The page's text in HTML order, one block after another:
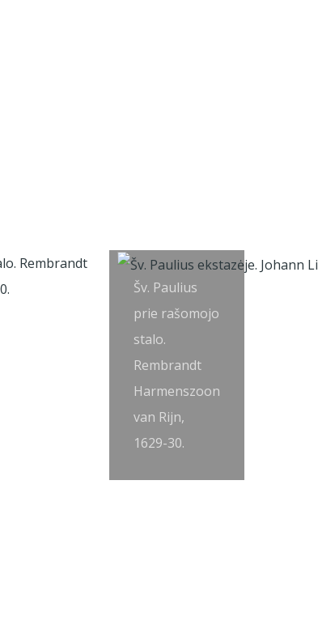
Šv. Paulius
prie rašomojo
stalo.
Rembrandt
Harmenszoon
van Rijn,
1629-30.